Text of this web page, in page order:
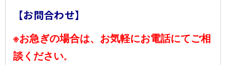
【お問合わせ】
※お急ぎの場合は、お気軽にお電話にてご相
談ください。